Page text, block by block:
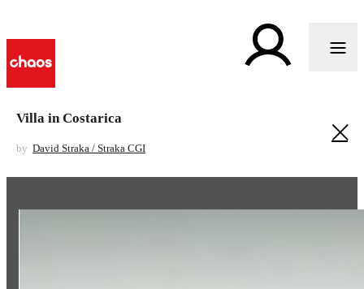
Villa in Costarica
by David Straka / Straka CGI